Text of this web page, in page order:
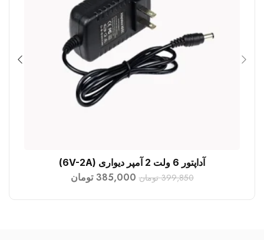
افزودن به سبد خرید
آداپتور 6 ولت 2 آمپر دیواری (6V-2A)
399,850 تومان 385,000 تومان